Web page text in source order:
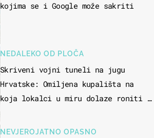
kojima se i Google može sakriti
NEDALEKO OD PLOČA
Skriveni vojni tuneli na jugu
Hrvatske: Omiljena kupališta na
koja lokalci u miru dolaze roniti i
NEVJEROJATNO OPASNO